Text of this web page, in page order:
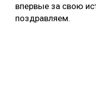
впервые за свою
поздравляем.